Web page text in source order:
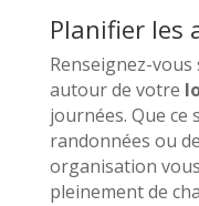
Planifier les
Renseignez-
autour de votre
journées. Que ce
randonnées ou
organisation
pleinement de